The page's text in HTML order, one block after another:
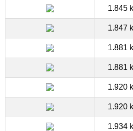
1.845
1.847
1.881
1.881
1.920
1.920
1.934